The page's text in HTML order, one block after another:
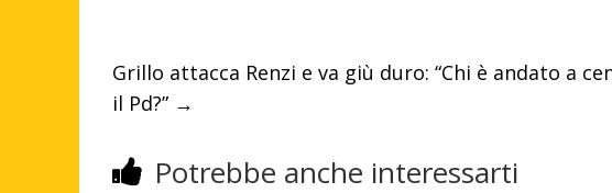
Grillo attacca Renzi e va giù duro: “Chi è andato a
il Pd?” →
Potrebbe anche interessarti